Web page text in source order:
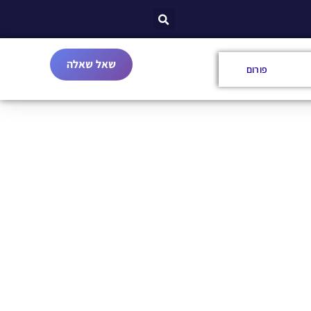
פורום שאל שאלה